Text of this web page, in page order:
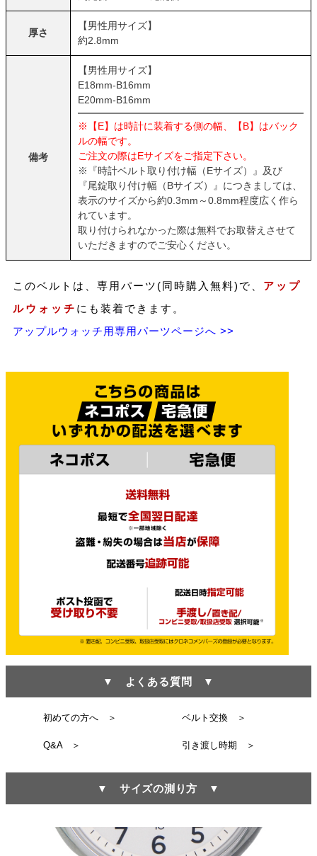
厚さ
【男性用サイズ】
約2.8mm
備考
【男性用サイズ】
E18mm-B16mm
E20mm-B16mm
※【E】は時計に装着する側の幅、【B】はバック
ルの幅です。
ご注文の際はEサイズをご指定下さい。
※『時計ベルト取り付け幅（Eサイズ）』及び
『尾錠取り付け幅（Bサイズ）』につきましては、
表示のサイズから約0.3mm～0.8mm程度広く作ら
れています。
取り付けられなかった際は無料でお取替えさせて
いただきますのでご安心ください。
このベルトは、専用パーツ(同時購入無料)で、 アップ
ルウォッチ にも装着できます。
アップルウォッチ用専用パーツページへ >>